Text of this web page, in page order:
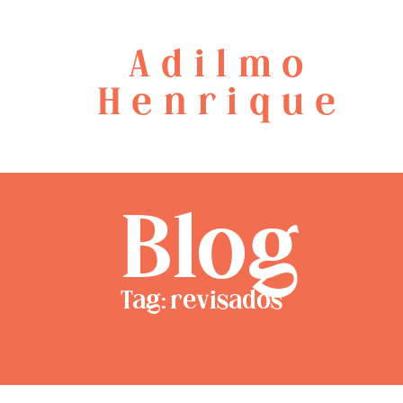
Adilmo
Henrique
Blog
Tag: revisados